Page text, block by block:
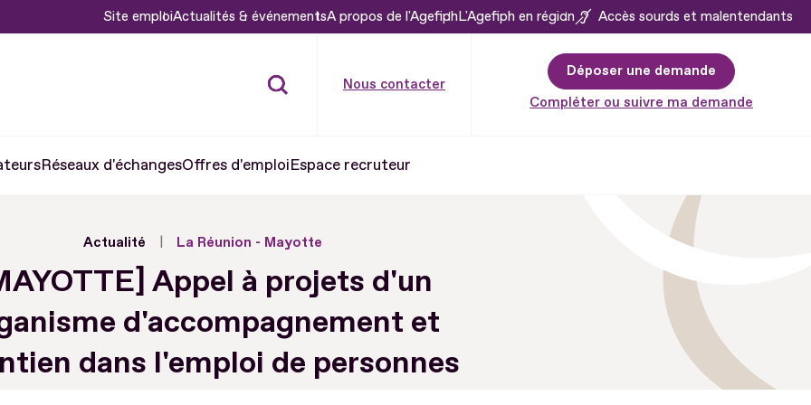
Site emploiActualités & événementsA propos de l'AgefiphL'Agefiph en région Accès sourds et malentendants
Nous contacter
Déposer une demande
Compléter ou suivre ma demande
Réseaux d'échangesOffres d'emploiEspace recruteur
Actualité La Réunion - Mayotte
Appel à projets d'un
d'accompagnement et
dans l'emploi de personnes